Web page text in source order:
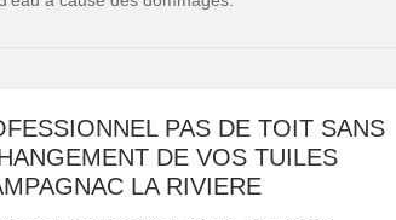
PAS DE TOIT SANS
DE VOS TUILES
LA RIVIERE